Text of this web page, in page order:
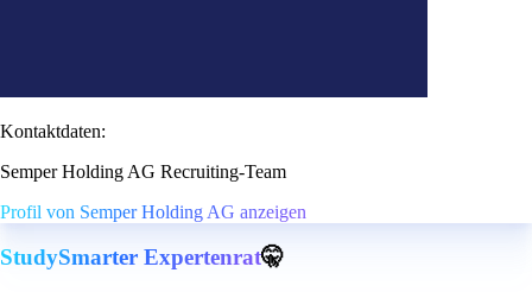
Kontaktdaten:
Semper Holding AG Recruiting-Team
Profil von Semper Holding AG anzeigen
StudySmarter Expertenrat🤫